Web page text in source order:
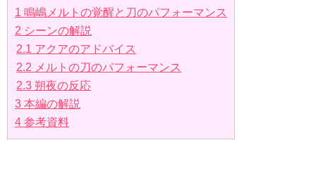
1 鳴嶋メルトの覚醒と刀のパフォーマンス
2 シーンの解説
2.1 アクアのアドバイス
2.2 メルトの刀のパフォーマンス
2.3 朔夜の反応
3 本編の解説
4 参考資料